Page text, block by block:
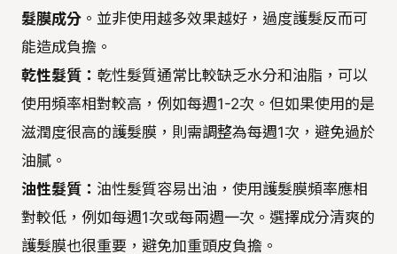
髮膜成分 。並非使用越多效果越好，過度護髮反而可
能造成負擔。
乾性髮質： 乾性髮質通常比較缺乏水分和油脂，可以
使用頻率相對較高，例如每週1-2次。但如果使用的是
滋潤度很高的護髮膜，則需調整為每週1次，避免過於
油膩。
油性髮質： 油性髮質容易出油，使用護髮膜頻率應相
對較低，例如每週1次或每兩週一次。選擇成分清爽的
護髮膜也很重要，避免加重頭皮負擔。